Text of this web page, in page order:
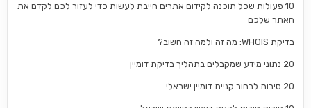
10 פעולות שכל תוכנה לקידום אתרים חייבת לעשות כדי לעזור לכם לקדם את
האתר שלכם
בדיקת WHOIS: מה זה ולמה זה חשוב?
20 נתוני מידע שמקבלים בתהליך בדיקת דומיין
20 סיבות לבחור קניית דומיין ישראלי